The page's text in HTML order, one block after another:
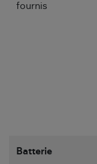
fournis
Batterie